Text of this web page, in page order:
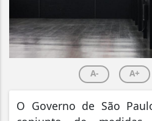
A- A+
O Governo de São